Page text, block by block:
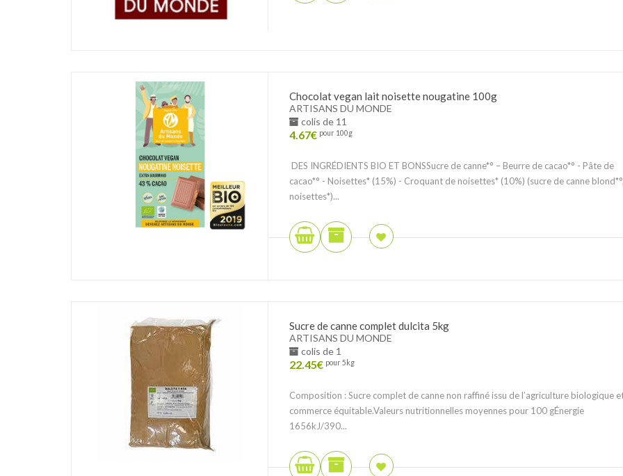
Chocolat vegan lait noisette nougatine 100g
ARTISANS DU MONDE
colis de 11
4.67€ pour 100g
DES INGRÉDIENTS BIO ET BONSSucre de canne*° – Beurre de cacao*° - Pâte de
cacao*° - Noisettes* (15%) - Croquant de noisettes* (10%) (sucre de canne
noisettes*)...
Sucre de canne complet dulcita 5kg
ARTISANS DU MONDE
colis de 1
22.45€ pour 5kg
Composition : Sucre complet de canne non raffiné issu de l’agriculture biologique
commerce équitable.Valeurs nutritionnelles moyennes pour 100 gÉnergie
1656kJ/390...